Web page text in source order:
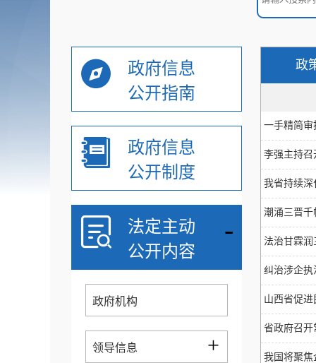
政府信息
公开指南
政府信息
公开制度
法定主动
公开内容
-
政府机构
领导信息 +
政
一手精简
李强主持
我省持续
潮涌三晋
法治甘霖
纠治涉企
山西省促
省政府召
我国将聚